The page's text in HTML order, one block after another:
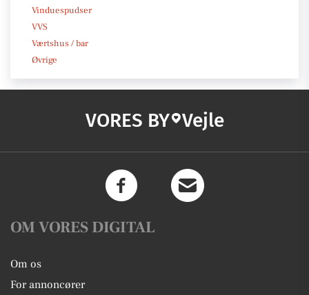
Vinduespudser
VVS
Værtshus / bar
Øvrige
VORES BY Vejle
OM VORES DIGITAL
Om os
For annoncører